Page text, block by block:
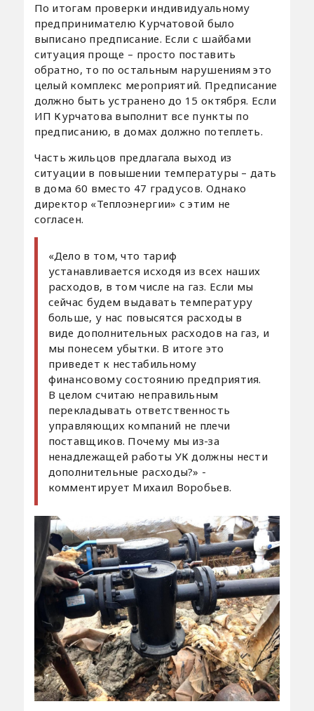
По итогам проверки индивидуальному
предпринимателю Курчатовой было
выписано предписание. Если с шайбами
ситуация проще – просто поставить
обратно, то по остальным нарушениям это
целый комплекс мероприятий. Предписание
должно быть устранено до 15 октября. Если
ИП Курчатова выполнит все пункты по
предписанию, в домах должно потеплеть.
Часть жильцов предлагала выход из
ситуации в повышении температуры – дать
в дома 60 вместо 47 градусов. Однако
директор «Теплоэнергии» с этим не
согласен.
«Дело в том, что тариф
устанавливается исходя из всех наших
расходов, в том числе на газ. Если мы
сейчас будем выдавать температуру
больше, у нас повысятся расходы в
виде дополнительных расходов на газ, и
мы понесем убытки. В итоге это
приведет к нестабильному
финансовому состоянию предприятия.
В целом считаю неправильным
перекладывать ответственность
управляющих компаний не плечи
поставщиков. Почему мы из-за
ненадлежащей работы УК должны нести
дополнительные расходы?» -
комментирует Михаил Воробьев.